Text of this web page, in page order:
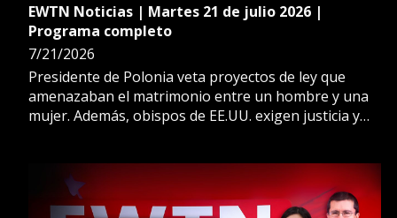
EWTN Noticias | Martes 21 de julio 2026 |
Programa completo
7/21/2026
Presidente de Polonia veta proyectos de ley que
amenazaban el matrimonio entre un hombre y una
mujer. Además, obispos de EE.UU. exigen justicia y